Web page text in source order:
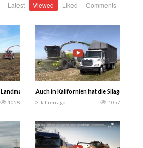
Latest Viewed Liked Comments
2023 – Das Jahr 2023 neigt sich
1058
Auch in Kalifornien hat die
3 Jahren ago 1057